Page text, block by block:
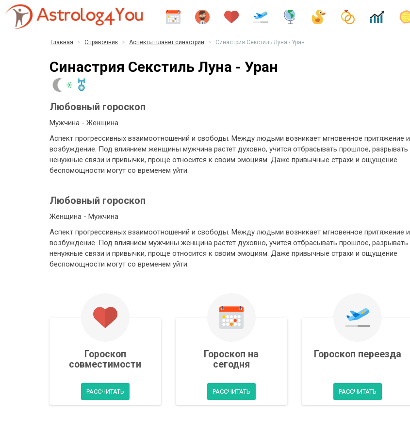
Главная Справочник Аспекты планет синастрии Синастрия Секстиль Луна - Уран
Синастрия Секстиль Луна - Уран
Любовный гороскоп
Мужчина - Женщина
Аспект прогрессивных взаимоотношений и свободы. Между людьми возникает мгновенное притяжение и
возбуждение. Под влиянием женщины мужчина растет духовно, учится отбрасывать прошлое, разрывать
ненужные связи и привычки, проще относится к своим эмоциям. Даже привычные страхи и ощущение
беспомощности могут со временем уйти.
Любовный гороскоп
Женщина - Мужчина
Аспект прогрессивных взаимоотношений и свободы. Между людьми возникает мгновенное притяжение и
возбуждение. Под влиянием мужчины женщина растет духовно, учится отбрасывать прошлое, разрывать
ненужные связи и привычки, проще относится к своим эмоциям. Даже привычные страхи и ощущение
беспомощности могут со временем уйти.
Гороскоп
совместимости
РАССЧИТАТЬ
Гороскоп на
сегодня
РАССЧИТАТЬ
Гороскоп переезда
РАССЧИТАТЬ